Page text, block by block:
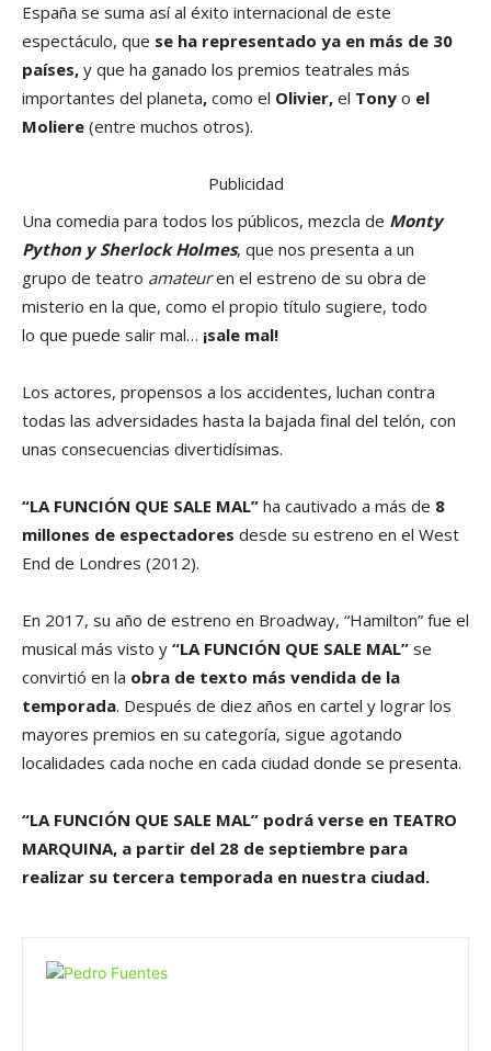
España se suma así al éxito internacional de este
espectáculo, que se ha representado ya en más de 30
países, y que ha ganado los premios teatrales más
importantes del planeta, como el Olivier, el Tony o el
Moliere (entre muchos otros).
Publicidad
Una comedia para todos los públicos, mezcla de Monty
Python y Sherlock Holmes, que nos presenta a un
grupo de teatro amateuren el estreno de su obra de
misterio en la que, como el propio título sugiere, todo
lo que puede salir mal… ¡sale mal!
Los actores, propensos a los accidentes, luchan contra
todas las adversidades hasta la bajada final del telón, con
unas consecuencias divertidísimas.
“LA FUNCIÓN QUE SALE MAL” ha cautivado a más de 8
millones de espectadores desde su estreno en el West
End de Londres (2012).
En 2017, su año de estreno en Broadway, “Hamilton” fue el
musical más visto y “LA FUNCIÓN QUE SALE MAL” se
convirtió en la obra de texto más vendida de la
temporada. Después de diez años en cartel y lograr los
mayores premios en su categoría, sigue agotando
localidades cada noche en cada ciudad donde se presenta.
“LA FUNCIÓN QUE SALE MAL” podrá verse en TEATRO
MARQUINA, a partir del 28 de septiembre para
realizar su tercera temporada en nuestra ciudad.